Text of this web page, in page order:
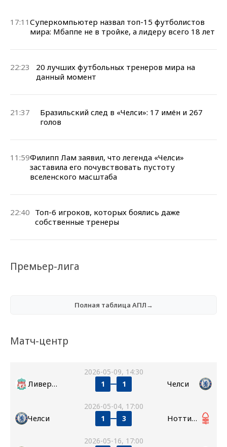
17:11 Суперкомпьютер назвал топ-15 футболистов
мира: Мбаппе не в тройке, а лидеру всего 18 лет
22:23
20 лучших футбольных тренеров мира на
данный момент
21:37
Бразильский след в «Челси»: 17 имён и 267
голов
11:59Филипп Лам заявил, что легенда «Челси»
заставила его почувствовать пустоту
вселенского масштаба
22:40 Топ-6 игроков, которых боялись даже
собственные тренеры
Премьер-лига
Полная таблица АПЛ→
Матч-центр
2026-05-09, 14:30
Ливерпуль 1 1 Челси
2026-05-04, 17:00
Челси 1 3 Ноттингем Форест
2026-05-16, 17:00